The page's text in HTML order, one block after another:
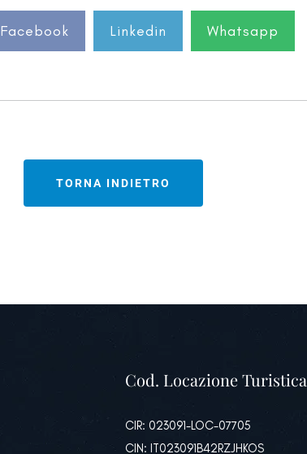
Facebook Linkedin Whatsapp
TORNA INDIETRO
Cod. Locazione Turistica
CIR: 023091-LOC-07705
CIN: IT023091B42RZJHKOS